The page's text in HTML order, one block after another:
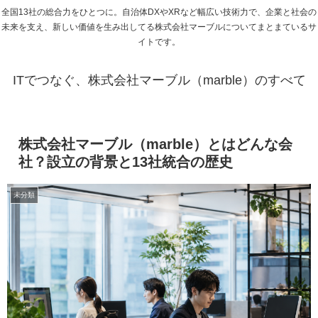
全国13社の総合力をひとつに。自治体DXやXRなど幅広い技術力で、企業と社会の
未来を支え、新しい価値を生み出してる株式会社マーブルについてまとまているサ
イトです。
ITでつなぐ、株式会社マーブル（marble）のすべて
株式会社マーブル（marble）とはどんな会
社？設立の背景と13社統合の歴史
未分類